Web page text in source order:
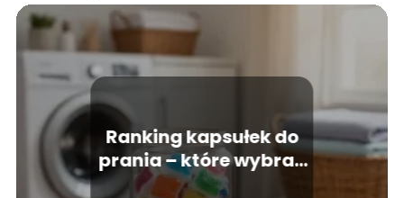
Ranking kapsułek do
prania – które wybrać
do domu?